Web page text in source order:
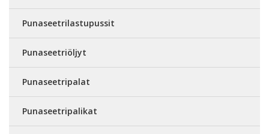
Punaseetrilastupussit
Punaseetriöljyt
Punaseetripalat
Punaseetripalikat